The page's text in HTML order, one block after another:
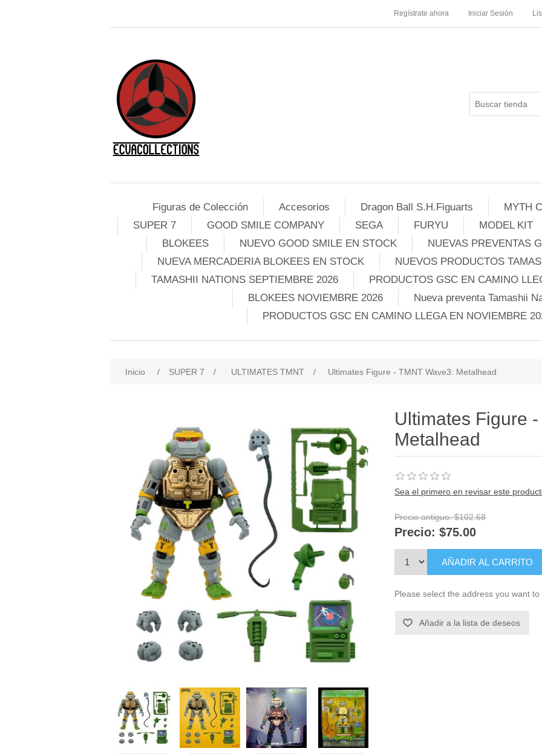
Regístrate ahora Iniciar Sesión
Figuras de Colección Accesorios Dragon Ball S.H.Figuarts
MYTH
SUPER 7
GOOD SMILE COMPANY SEGA FURYU MODEL KIT
BLOKEES
NUEVO GOOD SMILE EN STOCK
NUEVAS PREVENTAS
NUEVA MERCADERIA BLOKEES EN STOCK
NUEVOS PRODUCTOS
TAMASHII NATIONS SEPTIEMBRE 2026
PRODUCTOS GSC EN CAMINO
BLOKEES NOVIEMBRE 2026
Nueva preventa Tamashii
PRODUCTOS GSC EN CAMINO LLEGA EN NOVIEMBRE
Inicio / SUPER 7 / ULTIMATES TMNT / Ultimates Figure - TMNT Wave3: Metalhead
Ultimates Figure
Metalhead
Sea el primero en revisar este
Precio antiguo: $102.68
Precio: $75.00
AÑADIR AL CARRITO
Please select the address you want to
Añadir a la lista de deseos